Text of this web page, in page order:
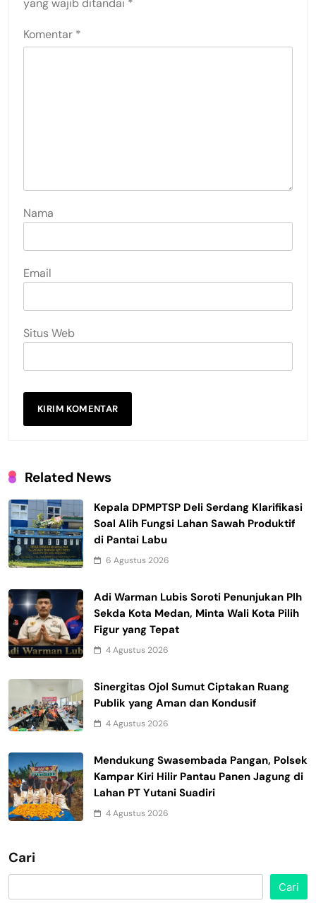
yang wajib ditandai *
Komentar *
Nama
Email
Situs Web
Related News
Kepala DPMPTSP Deli Serdang Klarifikasi
Soal Alih Fungsi Lahan Sawah Produktif
di Pantai Labu
6 Agustus 2026
Adi Warman Lubis Soroti Penunjukan Plh
Sekda Kota Medan, Minta Wali Kota Pilih
Figur yang Tepat
4 Agustus 2026
Sinergitas Ojol Sumut Ciptakan Ruang
Publik yang Aman dan Kondusif
4 Agustus 2026
Mendukung Swasembada Pangan, Polsek
Kampar Kiri Hilir Pantau Panen Jagung di
Lahan PT Yutani Suadiri
4 Agustus 2026
Cari
Cari